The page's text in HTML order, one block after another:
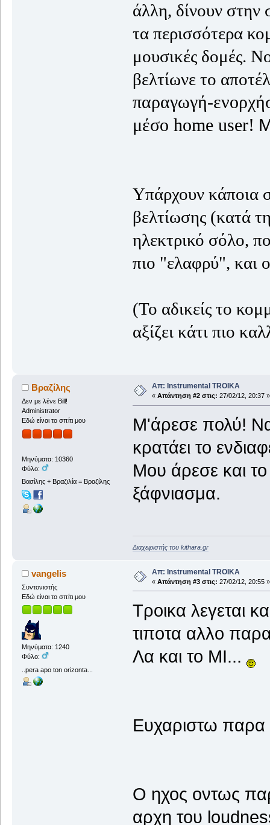
άλλη, δίνουν
τα περισσότερα
μουσικές δομές.
βελτίωνε το
παραγωγή-
μέσο home user!
Υπάρχουν κάποια
βελτίωσης (κατά
ηλεκτρικό σόλο,
πιο "ελαφρύ", και
(Το αδικείς το
αξίζει κάτι πιο
Βραζίλης
Δεν με λένε Bill!
Administrator
Εδώ είναι το σπίτι μου
Μηνύματα: 10360
Φύλο:
Βασίλης + Βραζιλία = Βραζίλης
Απ: Instrumental TROIKA
« Απάντηση #2 στις: 27/02/12, 20:37 »
Μ'άρεσε πολύ!
κρατάει το
Μου άρεσε και
ξάφνιασμα.
Διαχειριστής του kithara.gr
vangelis
Συντονιστής
Εδώ είναι το σπίτι μου
Μηνύματα: 1240
Φύλο:
..pera apo ton orizonta...
Απ: Instrumental TROIKA
« Απάντηση #3 στις: 27/02/12, 20:55 »
Τροικα λεγεται
τιποτα αλλο
Λα και το ΜΙ...
Ευχαριστω παρα
Ο ηχος οντως
αρχη του